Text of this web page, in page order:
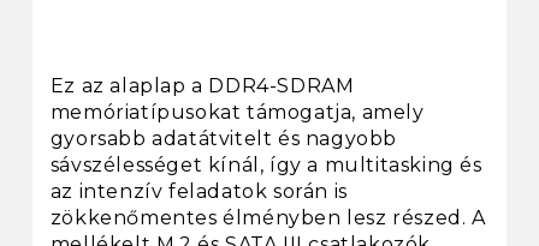
Ez az alaplap a DDR4-SDRAM
memóriatípusokat támogatja, amely
gyorsabb adatátvitelt és nagyobb
sávszélességet kínál, így a multitasking és
az intenzív feladatok során is
zökkenőmentes élményben lesz részed. A